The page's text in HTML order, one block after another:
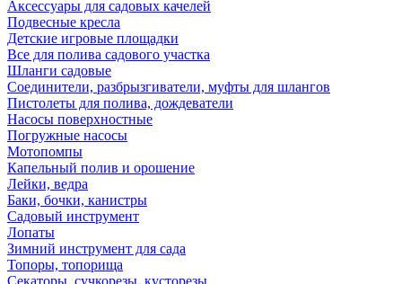
Аксессуары для садовых качелей
Подвесные кресла
Детские игровые площадки
Все для полива садового участка
Шланги садовые
Соединители, разбрызгиватели, муфты для шлангов
Пистолеты для полива, дождеватели
Насосы поверхностные
Погружные насосы
Мотопомпы
Капельный полив и орошение
Лейки, ведра
Баки, бочки, канистры
Садовый инструмент
Лопаты
Зимний инструмент для сада
Топоры, топорища
Секаторы, сучкорезы, кусторезы